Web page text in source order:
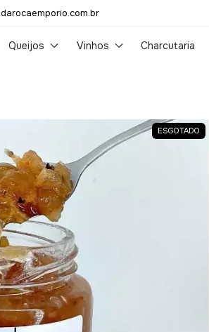
Queijos Vinhos Charcutaria
ESGOTADO